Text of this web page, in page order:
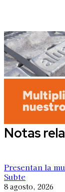
Notas
Presentan la
Subte
8 agosto, 2026